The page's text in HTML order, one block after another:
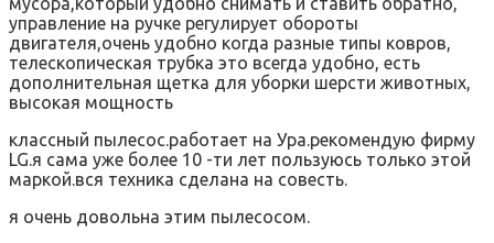
управление на ручке регулирует обороты
двигателя,очень удобно когда разные типы ковров,
телескопическая трубка это всегда удобно, есть
дополнительная щетка для уборки шерсти животных,
высокая мощность
классный пылесос.работает на Ура.рекомендую фирму
LG.я сама уже более 10 -ти лет пользуюсь только этой
маркой.вся техника сделана на совесть.
я очень довольна этим пылесосом.